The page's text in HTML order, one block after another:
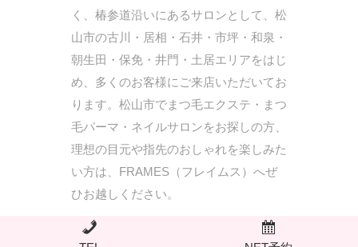
く、椿参道沿いにあるサロンとして、松
山市の古川・居相・石井・市坪・和泉・
朝生田・保免・井門・土居エリアをはじ
め、多くのお客様にご来店いただいてお
ります。松山市でまつ毛エクステ・まつ
毛パーマ・ネイルサロンをお探しの方、
理想の目元や指先のおしゃれを楽しみた
い方は、FRAMES（フレイムス）へぜ
ひお越しください。